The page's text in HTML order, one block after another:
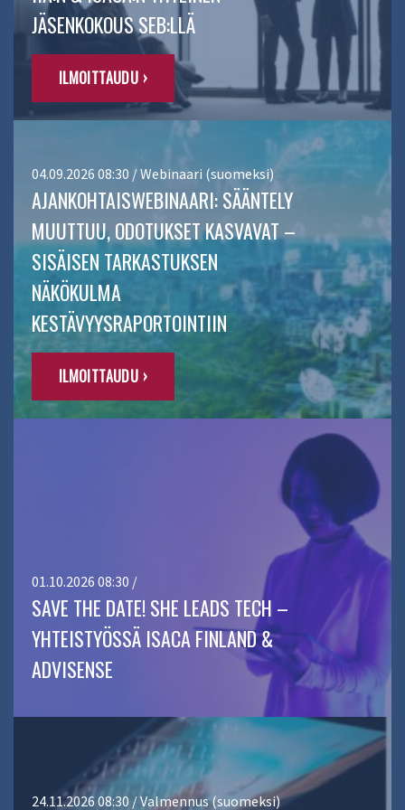
JÄSENKOKOUS SEB:LLÄ
ILMOITTAUDU ›
04.09.2026 08:30 / Webinaari (suomeksi)
AJANKOHTAISWEBINAARI: SÄÄNTELY
MUUTTUU, ODOTUKSET KASVAVAT –
SISÄISEN TARKASTUKSEN
NÄKÖKULMA
KESTÄVYYSRAPORTOINTIIN
ILMOITTAUDU ›
01.10.2026 08:30 /
SAVE THE DATE! SHE LEADS TECH –
YHTEISTYÖSSÄ ISACA FINLAND &
ADVISENSE
24.11.2026 08:30 / Valmennus (suomeksi)